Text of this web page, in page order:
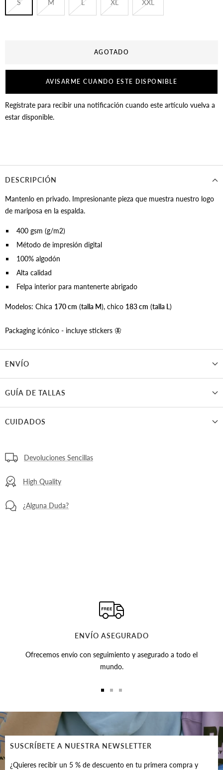
S M L XL XXL
AGOTADO
AVISARME CUANDO ESTE DISPONIBLE
Regístrate para recibir una notificación cuando este artículo vuelva a
estar disponible.
DESCRIPCIÓN
Mantenlo en privado. Impresionante pieza que muestra nuestro logo
de mariposa en la espalda.
400 gsm (g/m2)
Método de impresión digital
100% algodón
Alta calidad
Felpa interior para mantenerte abrigado
Modelos: Chica 170 cm (talla M), chico 183 cm (talla L )
Packaging icónico - incluye stickers 🦋
ENVÍO
GUÍA DE TALLAS
CUIDADOS
Devoluciones Sencillas
High Quality
¿Alguna Duda?
ENVÍO ASEGURADO
Ofrecemos envío con seguimiento y asegurado a todo el
mundo.
diapositiva
1
diapositiva
2
diapositiva
3
SUSCRÍBETE A NUESTRA NEWSLETTER
¿Quieres recibir un 5 % de descuento en tu primera compra y